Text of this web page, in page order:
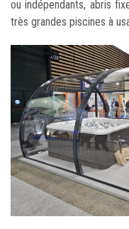
ou indépendants, abris
très grandes piscines à